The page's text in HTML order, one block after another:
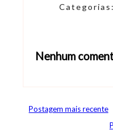
Categorias:
Nenhum
Postagem mais recente